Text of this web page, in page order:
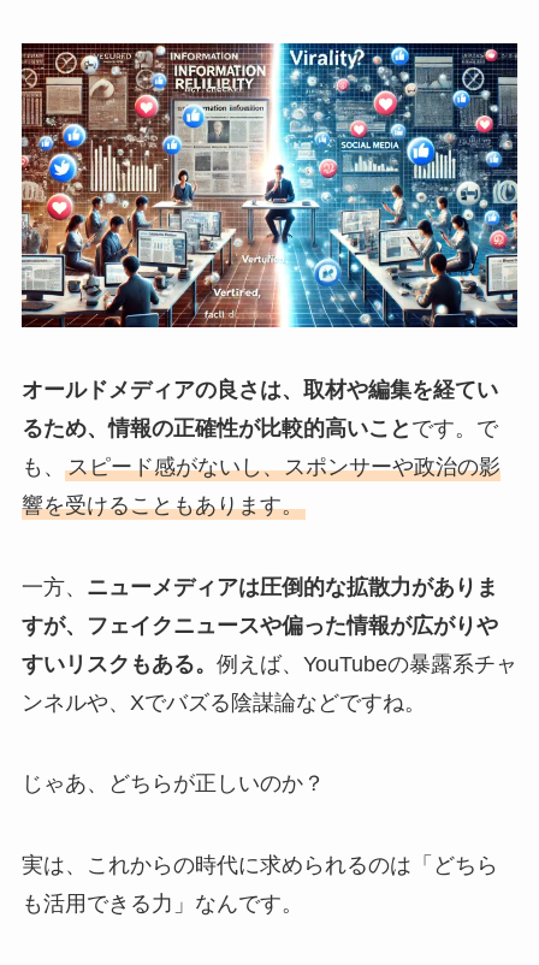
オールドメディアの良さは、取材や編集を経てい
るため、情報の正確性が比較的高いこと です。で
も、 スピード感がないし、スポンサーや政治の影
響を受けることもあります。
一方、 ニューメディアは圧倒的な拡散力がありま
すが、フェイクニュースや偏った情報が広がりや
すいリスクもある。 例えば、YouTubeの暴露系チャ
ンネルや、Xでバズる陰謀論などですね。
じゃあ、どちらが正しいのか？
実は、これからの時代に求められるのは「どちら
も活用できる力」なんです。